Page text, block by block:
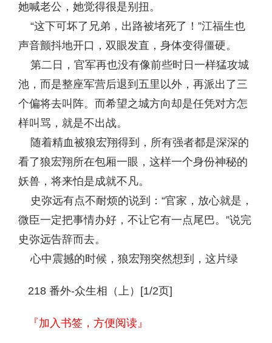
她喊老公，她觉得很是别扭。
“这下可坏了兄弟，出路被堵死了！”江福生也
声音颤抖地开口，双眼发直，身体变得僵硬。
第二日，官军再也没有像前些时日一样猛攻城
池，而是整座军营后退到五里以外，再派出了三
个偏将去叫阵。而希望之城方向却是任凭对方怎
样叫骂，就是不出战。
随着精血被狼宏翔得到，所有强者都是深深的
看了狼宏翔所在包厢一眼，这样一个身份神秘的
妖兽，将来怕是成就不凡。
史弥远有点不耐烦的说到：“官家，放心就是，
微臣一定把事情办好，不让它有一点尾巴。”说完
史弥远告辞而去。
心中震撼的时候，狼宏翔突然想到，这片绿
218 番外-众生相（上）[1/2页]
『加入书签，方便阅读』